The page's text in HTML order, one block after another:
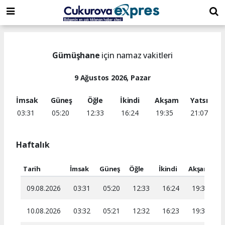
dini
chat
islami
chat
islami
sohbetler
Gümüşhane için namaz vakitleri
9 Ağustos 2026, Pazar
İmsak
03:31
Güneş
05:20
Öğle
12:33
İkindi
16:24
Akşam
19:35
Yatsı
21:07
Haftalık
Tarih İmsak Güneş Öğle İkindi Akşam
09.08.2026 03:31 05:20 12:33 16:24 19:35
10.08.2026 03:32 05:21 12:32 16:23 19:34